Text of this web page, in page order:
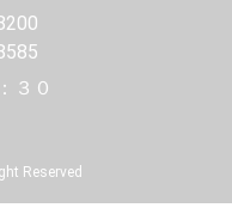
３０
Reserved